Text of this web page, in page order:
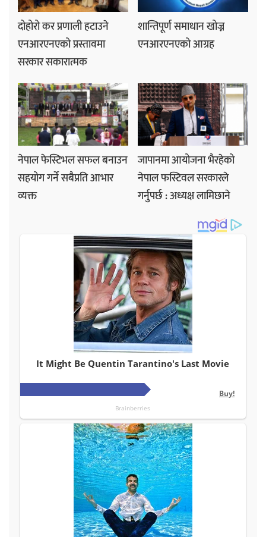
दोहोरो कर प्रणाली हटाउने
एनआरएनएको प्रस्तावमा
सरकार सकारात्मक
शान्तिपूर्ण समाधान खोज्न
एनआरएनएको आग्रह
नेपाल फेस्टिभल सफल बनाउन
सहयोग गर्ने सबैप्रति आभार
व्यक्त
जापानमा आयोजना भैरहेको
नेपाल फस्टिवल सरकारले
गर्नुपर्छ : अध्यक्ष लामिछाने